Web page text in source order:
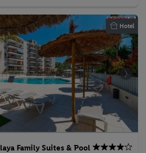
Hotel
Family Suites & Pool